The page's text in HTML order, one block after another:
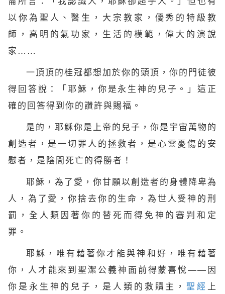
以你為聖人、醫生，大宗教家，優秀的特級教
師，高明的氣功家，生活的模範，偉大的演說
家……
一頂頂的桂冠都想加於你的頭頂，你的門徒彼
得回答說：「耶穌，你是永生神的兒子。」這正
確的回答得到你的讚許與賜福。
是的，耶穌你是上帝的兒子，你是宇宙萬物的
創造者，是一切罪人的拯救者，是心靈憂傷的安
慰者，是陰間死亡的得勝者！
耶穌，為了愛，你甘願以創造者的身體降卑為
人，為了愛，你捨去你的生命，為世人受神的刑
罰，全人類因著你的替死而得免神的審判和定
罪。
耶穌，唯有藉著你才能與神和好，唯有藉著
你，人才能來到聖潔公義神面前得蒙喜悅——因
你是永生神的兒子，是人類的救贖主，聖經 上